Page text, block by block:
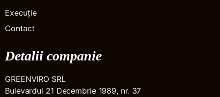
Execuție
Contact
Detalii companie
GREENVIRO SRL
Bulevardul 21 Decembrie 1989, nr. 37